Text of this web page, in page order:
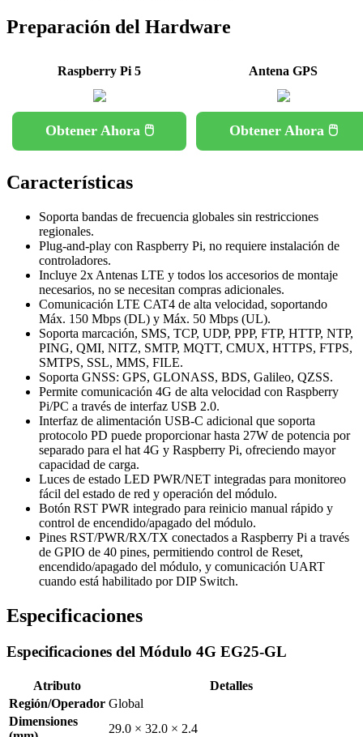
Preparación del Hardware
Raspberry Pi 5 Antena GPS
Obtener Ahora 🖱️ Obtener Ahora 🖱️
Características
Soporta bandas de frecuencia globales sin restricciones
regionales.
Plug-and-play con Raspberry Pi, no requiere instalación de
controladores.
Incluye 2x Antenas LTE y todos los accesorios de montaje
necesarios, no se necesitan compras adicionales.
Comunicación LTE CAT4 de alta velocidad, soportando
Máx. 150 Mbps (DL) y Máx. 50 Mbps (UL).
Soporta marcación, SMS, TCP, UDP, PPP, FTP, HTTP, NTP,
PING, QMI, NITZ, SMTP, MQTT, CMUX, HTTPS, FTPS,
SMTPS, SSL, MMS, FILE.
Soporta GNSS: GPS, GLONASS, BDS, Galileo, QZSS.
Permite comunicación 4G de alta velocidad con Raspberry
Pi/PC a través de interfaz USB 2.0.
Interfaz de alimentación USB-C adicional que soporta
protocolo PD puede proporcionar hasta 27W de potencia por
separado para el hat 4G y Raspberry Pi, ofreciendo mayor
capacidad de carga.
Luces de estado LED PWR/NET integradas para monitoreo
fácil del estado de red y operación del módulo.
Botón RST PWR integrado para reinicio manual rápido y
control de encendido/apagado del módulo.
Pines RST/PWR/RX/TX conectados a Raspberry Pi a través
de GPIO de 40 pines, permitiendo control de Reset,
encendido/apagado del módulo, y comunicación UART
cuando está habilitado por DIP Switch.
Especificaciones
Especificaciones del Módulo 4G EG25-GL
Atributo
Detalles
Región/Operador Global
Dimensiones
29.0 × 32.0 × 2.4